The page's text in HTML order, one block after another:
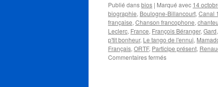
Publié dansbios | Marqué avec 14
biographie, Boulogne-Billancourt, Canal
française, Chanson francophone,
Leclerc, France, François Béranger, Gard,
p'tit bonheur, Le tango de l'ennui,
Français, ORTF, Participe présent,
Commentaires ferméssur